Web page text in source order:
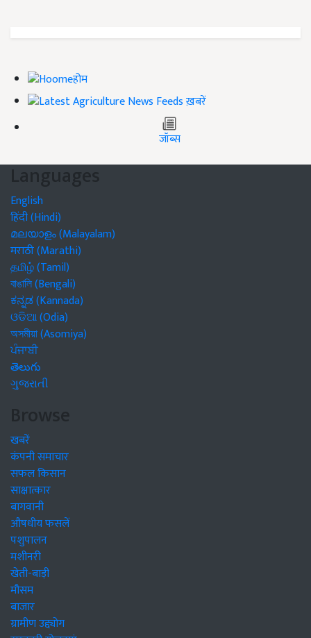
होम
ख़बरें
जॉब्स
Languages
English
हिंदी (Hindi)
മലയാളം (Malayalam)
मराठी (Marathi)
தமிழ் (Tamil)
বাঙালি (Bengali)
ಕನ್ನಡ (Kannada)
ଓଡିଆ (Odia)
অসমীয়া (Asomiya)
ਪੰਜਾਬੀ
తెలుగు
ગુજરાતી
Browse
खबरें
कंपनी समाचार
सफल किसान
साक्षात्कार
बागवानी
औषधीय फसलें
पशुपालन
मशीनरी
खेती-बाड़ी
मौसम
बाजार
ग्रामीण उद्द्योग